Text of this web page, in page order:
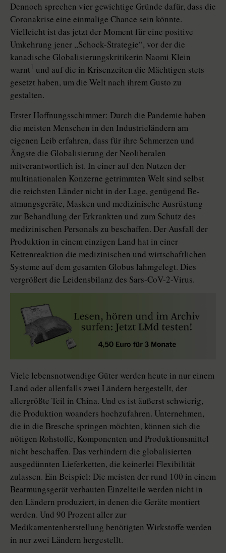
Dennoch sprechen vier gewichtige Gründe dafür, dass die
Coronakrise eine einmalige Chance sein könnte.
Vielleicht ist das jetzt der Moment für eine positive
Umkehrung jener „Schock-Strategie“, vor der die
kanadische Glo­ba­lisie­rungs­kritikerin Naomi Klein
warnt 1 und auf die in Krisenzeiten die Mächtigen stets
gesetzt haben, um die Welt nach ihrem Gusto zu
gestalten.
Erster Hoffnungsschimmer: Durch die Pandemie haben
die meisten Menschen in den Industrieländern am
eigenen Leib erfahren, dass für ihre Schmerzen und
Ängste die Globalisierung der Neoliberalen
mitverantwortlich ist. In einer auf den Nutzen der
multinationalen Konzerne getrimmten Welt sind selbst
die reichsten Länder nicht in der Lage, genügend Be­
atmungs­geräte, Masken und medizinische Ausrüstung
zur Behandlung der Erkrankten und zum Schutz des
medizinischen Personals zu beschaffen. Der Ausfall der
Produktion in einem einzigen Land hat in einer
Kettenreaktion die medizinischen und wirtschaftlichen
Systeme auf dem gesamten Globus lahmgelegt. Dies
vergrößert die Leidensbilanz des Sars-CoV-2-Virus.
Viele lebensnotwendige Güter werden heute in nur einem
Land oder allenfalls zwei Ländern hergestellt, der
allergrößte Teil in China. Und es ist äußerst schwierig,
die Produktion woanders hochzufahren. Unternehmen,
die in die Bresche springen möchten, können sich die
nötigen Rohstoffe, Komponenten und Produktionsmittel
nicht beschaffen. Das verhindern die globalisierten
ausgedünnten Lieferketten, die keinerlei Flexibilität
zulassen. Ein Beispiel: Die meisten der rund 100 in einem
Be­atmungs­gerät verbauten Einzelteile werden nicht in
den Ländern produziert, in denen die Geräte montiert
werden. Und 90 Prozent aller zur
Medikamentenherstellung benötigten Wirkstoffe werden
in nur zwei Ländern hergestellt.